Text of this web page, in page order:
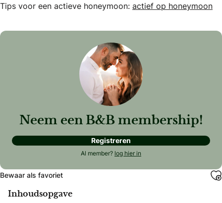
Tips voor een actieve honeymoon: actief op honeymoon
Neem een B&B membership!
Registreren
Al member? log hier in
Bewaar als favoriet
Inhoudsopgave